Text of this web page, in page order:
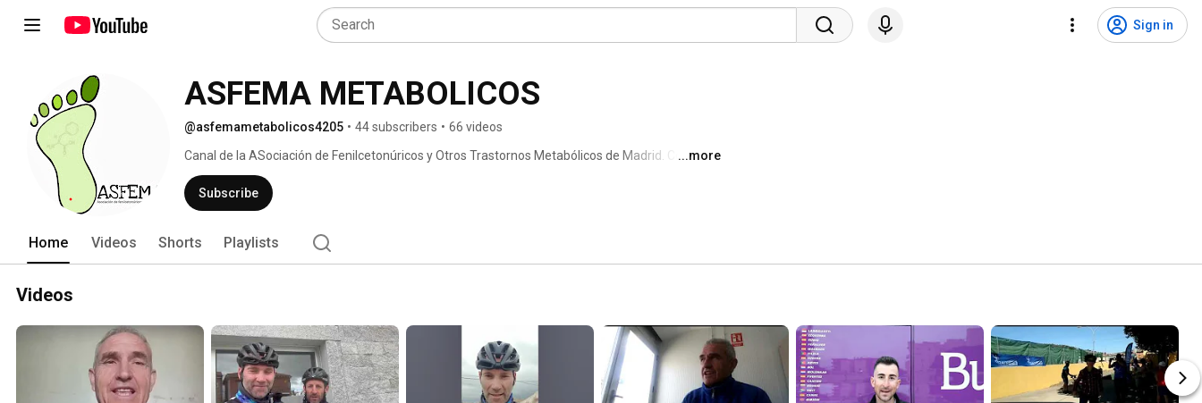
Sign in
ASFEMA METABOLICOS
@asfemametabolicos4205 • 44 subscribers • 66 videos
Canal de la ASociación de Fenilcetonúricos y Otros Trastornos Metabólicos de Madrid. Conoce
la realidad de trastornos metabólicos hereditarios, conoce a nuestro socio y disfruta de las
actividades que organizamos. ¡Pensamos en metabólico!
...more
Subscribe
Home Videos Shorts Playlists
Videos